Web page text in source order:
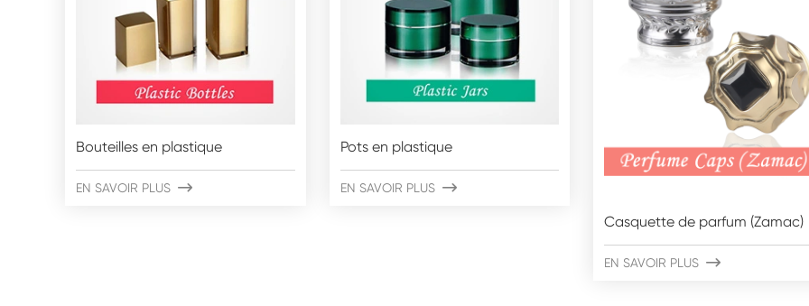
Bouteilles en plastique
EN SAVOIR PLUS 
Pots en plastique
EN SAVOIR PLUS 
Casquette de parfum (Zamac)
EN SAVOIR PLUS 